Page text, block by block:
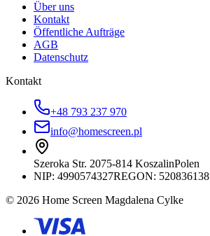
Über uns
Kontakt
Öffentliche Aufträge
AGB
Datenschutz
Kontakt
+48 793 237 970
info@homescreen.pl
Szeroka Str. 2075-814 KoszalinPolen
NIP: 4990574327REGON: 520836138
© 2026 Home Screen Magdalena Cylke